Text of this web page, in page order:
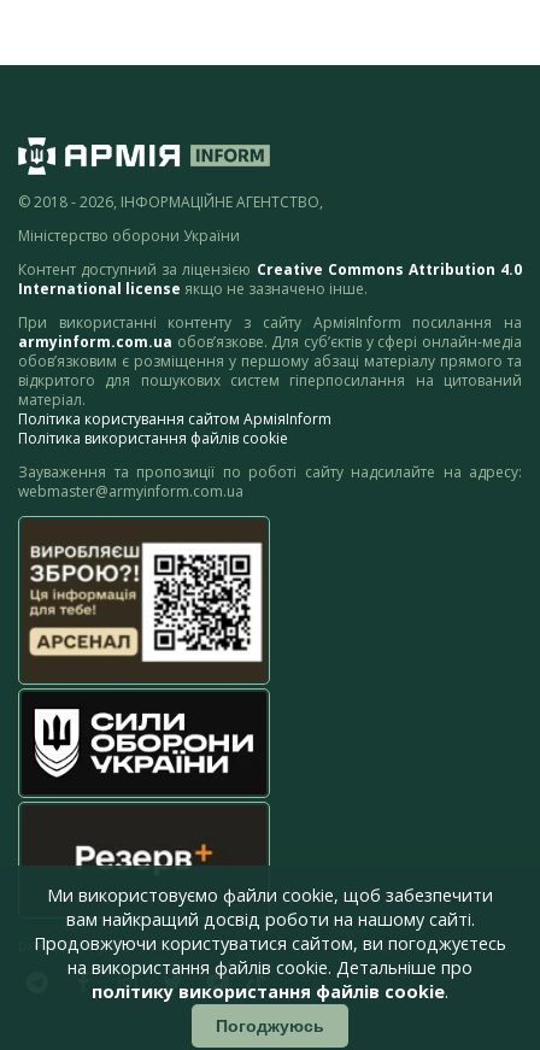
© 2018 - 2026, ІНФОРМАЦІЙНЕ АГЕНТСТВО,
Міністерство оборони України
Контент доступний за ліцензією Creative Commons Attribution 4.0
International license якщо не зазначено інше.
При використанні контенту з сайту АрміяInform посилання на
armyinform.com.ua обов’язкове. Для суб’єктів у сфері онлайн-медіа
обов’язковим є розміщення у першому абзаці матеріалу прямого та
відкритого для пошукових систем гіперпосилання на цитований
матеріал.
Політика користування сайтом АрміяInform
Політика використання файлів cookie
Зауваження та пропозиції по роботі сайту надсилайте на адресу:
webmaster@armyinform.com.ua
press@armyinform.com.ua
Ми використовуємо файли cookie, щоб забезпечити
вам найкращий досвід роботи на нашому сайті.
Продовжуючи користуватися сайтом, ви погоджуєтесь
на використання файлів cookie. Детальніше про
політику використання файлів cookie.
Погоджуюсь